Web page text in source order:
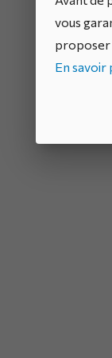
vous
proposer
En savoir